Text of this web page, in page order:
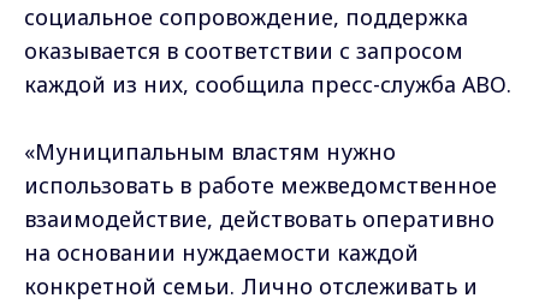
социальное сопровождение, поддержка
оказывается в соответствии с запросом
каждой из них, сообщила пресс-служба АВО.
«Муниципальным властям нужно
использовать в работе межведомственное
взаимодействие, действовать оперативно
на основании нуждаемости каждой
конкретной семьи. Лично отслеживать и